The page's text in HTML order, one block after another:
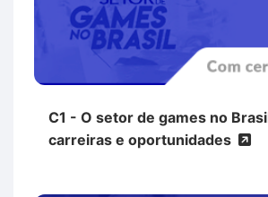
C1 - O setor de games no
carreiras e oportunidades